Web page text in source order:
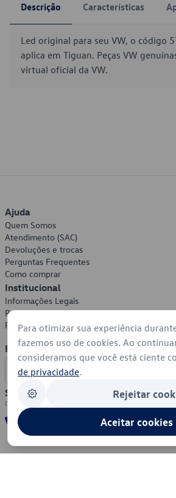
Descrição Características
Led original para seu VW, o código
aplica em Tiguan. Peças VW
virtual oficial da VW.
Ajuda
Quem Somos
Atendimento (SAC)
Devoluções e trocas
Perguntas Frequentes
Como comprar
Institucional
Informações Legais
Política de Privacidade
Política de Cookies
Formas de Pagamento
Segurança
Para otimizar sua experiência
fazemos uso de cookies. Ao
consideramos que você está ciente
de privacidade.
Rejeitar
Aceitar cookies